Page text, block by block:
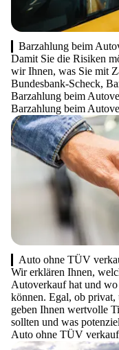
Barzahlung beim
Damit Sie die Risiken
wir Ihnen, was Sie mit
Bundesbank-Scheck,
Barzahlung beim
Barzahlung beim
Auto ohne TÜV
Wir erklären Ihnen,
Autoverkauf hat und
können. Egal, ob
geben Ihnen wertvolle
sollten und was
Auto ohne TÜV